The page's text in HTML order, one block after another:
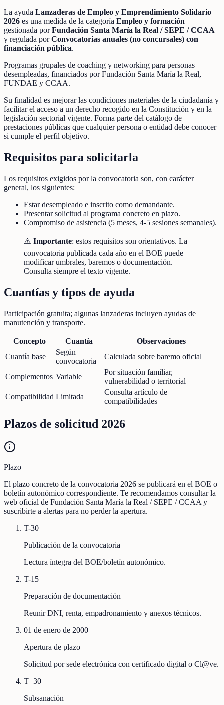
La ayuda Lanzaderas de Empleo y Emprendimiento Solidario
2026 es una medida de la categoría Empleo y formación
gestionada porFundación Santa María la Real / SEPE / CCAA
y regulada porConvocatorias anuales (no concursales) con
financiación pública.
Programas grupales de coaching y networking para personas
desempleadas, financiados por Fundación Santa María la Real,
FUNDAE y CCAA.
Su finalidad es mejorar las condiciones materiales de la ciudadanía y
facilitar el acceso a un derecho recogido en la Constitución y en la
legislación sectorial vigente. Forma parte del catálogo de
prestaciones públicas que cualquier persona o entidad debe conocer
si cumple el perfil objetivo.
Requisitos para solicitarla
Los requisitos exigidos por la convocatoria son, con carácter
general, los siguientes:
Estar desempleado e inscrito como demandante.
Presentar solicitud al programa concreto en plazo.
Compromiso de asistencia (5 meses, 4-5 sesiones semanales).
⚠️ Importante: estos requisitos son orientativos. La
convocatoria publicada cada año en el BOE puede
modificar umbrales, baremos o documentación.
Consulta siempre el texto vigente.
Cuantías y tipos de ayuda
Participación gratuita; algunas lanzaderas incluyen ayudas de
manutención y transporte.
Concepto Cuantía
Observaciones
Cuantía base
Según
convocatoria
Calculada sobre baremo oficial
Complementos Variable
Por situación familiar,
vulnerabilidad o territorial
Compatibilidad Limitada
Consulta artículo de
compatibilidades
Plazos de solicitud 2026
Plazo
El plazo concreto de la convocatoria 2026 se publicará en el BOE o
boletín autonómico correspondiente. Te recomendamos consultar la
web oficial de Fundación Santa María la Real / SEPE / CCAA y
suscribirte a alertas para no perder la apertura.
T-30
Publicación de la convocatoria
Lectura íntegra del BOE/boletín autonómico.
T-15
Preparación de documentación
Reunir DNI, renta, empadronamiento y anexos técnicos.
01 de enero de 2000
Apertura de plazo
Solicitud por sede electrónica con certificado digital o Cl@ve.
T+30
Subsanación